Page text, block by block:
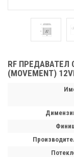
RF ПРЕДАВАТЕЛ
(MOVEMENT)